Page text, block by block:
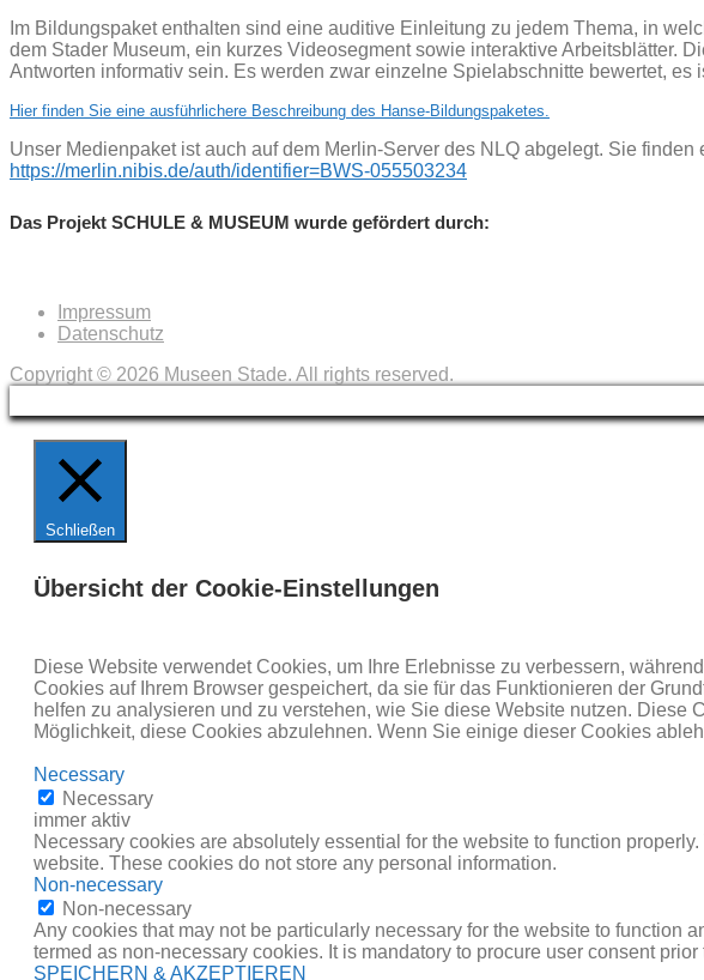
Im Bildungspaket enthalten sind eine auditive Einleitung zu jedem Thema, in
dem Stader Museum, ein kurzes Videosegment sowie interaktive Arbeitsblätter.
Antworten informativ sein. Es werden zwar einzelne Spielabschnitte bewertet,
Hier finden Sie eine ausführlichere Beschreibung des Hanse-Bildungspaketes.
Unser Medienpaket ist auch auf dem Merlin-Server des NLQ abgelegt. Sie finden
https://merlin.nibis.de/auth/identifier=BWS-055503234
Das Projekt SCHULE & MUSEUM wurde gefördert durch:
Impressum
Datenschutz
Copyright © 2026 Museen Stade. All rights reserved.
Schließen
Übersicht der Cookie-Einstellungen
Diese Website verwendet Cookies, um Ihre Erlebnisse zu verbessern,
Cookies auf Ihrem Browser gespeichert, da sie für das Funktionieren der
helfen zu analysieren und zu verstehen, wie Sie diese Website nutzen.
Möglichkeit, diese Cookies abzulehnen. Wenn Sie einige dieser Cookies
Necessary
Necessary
immer aktiv
Necessary cookies are absolutely essential for the website to function
website. These cookies do not store any personal information.
Non-necessary
Non-necessary
Any cookies that may not be particularly necessary for the website to function
termed as non-necessary cookies. It is mandatory to procure user consent
SPEICHERN & AKZEPTIEREN